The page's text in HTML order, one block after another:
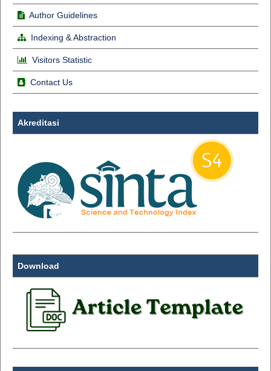
Author Guidelines
Indexing & Abstraction
Visitors Statistic
Contact Us
Akreditasi
Download